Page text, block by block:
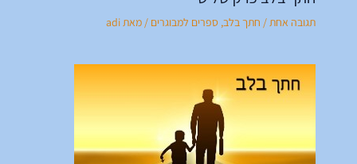
תגובה אחת / חתך בלב, ספרים למבוגרים / מאת adi